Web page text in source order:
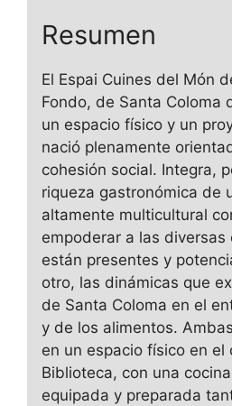
Resumen
El Espai Cuines del Món
Fondo, de Santa Coloma
un espacio físico y un
nació plenamente
cohesión social. Integra,
riqueza gastronómica de
altamente multicultural
empoderar a las diversas
están presentes y
otro, las dinámicas que
de Santa Coloma en el
y de los alimentos.
en un espacio físico en el
Biblioteca, con una
equipada y preparada